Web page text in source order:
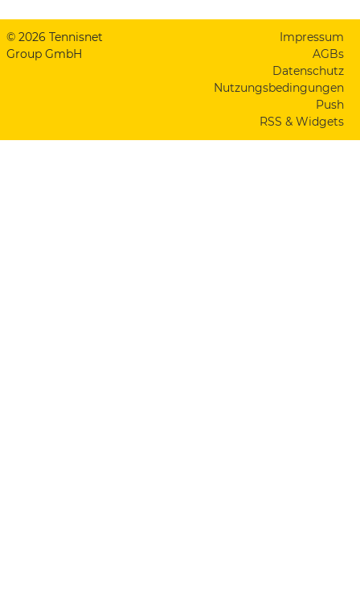
© 2026 Tennisnet
Group GmbH
Impressum
AGBs
Datenschutz
Nutzungsbedingungen
Push
RSS & Widgets